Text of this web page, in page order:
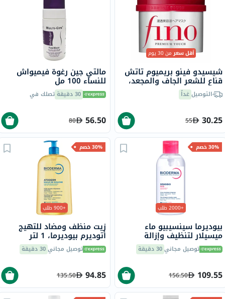
أقل سعرمن 30 يوم
شيسيدو فينو بريميوم تاتش
قناع للشعر الجاف والمجعد،
230 جرامالتوصيلغداً
30.25
55
مالتي جين رغوة فيميواش
للنساء 100 مل
30 دقيقة تصلك في
56.50
80
30% خصم
+2000 طلب
بيوديرما سينسيبيو ماء
ميسيلار لتنظيف وإزالة
المكياج 850 ملتوصيل مجاني30 دقيقة
109.55
156.50
30% خصم
+900 طلب
زيت منظف ومضاد للتهيج
أتوديرم بيوديرما، 1 لتر
توصيل مجاني30 دقيقة
94.85
135.50